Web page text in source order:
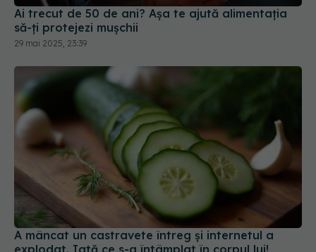
A mâncat un castravete întreg și internetul a
explodat. Iată ce s-a întâmplat în corpul lui!
Video VIRAL pe TikTok
08 apr 2025, 14:13